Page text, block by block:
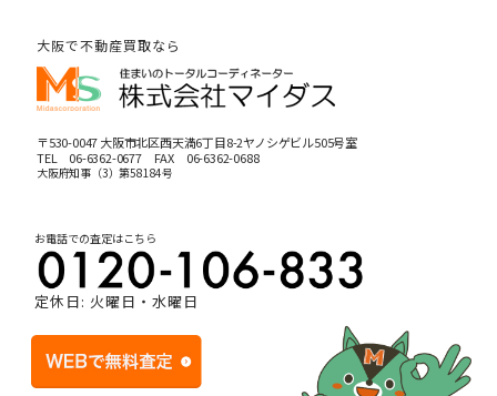
大阪で不動産買取なら
〒530-0047 大阪市北区西天満6丁目8-2ヤノシゲビル505号室
TEL 06-6362-0677FAX 06-6362-0688
大阪府知事（3）第58184号
お電話での査定はこちら
定休日: 火曜日・水曜日